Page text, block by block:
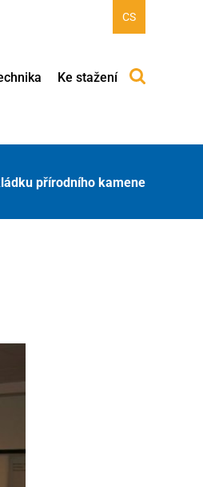
CS
Ke stažení
přírodního kamene